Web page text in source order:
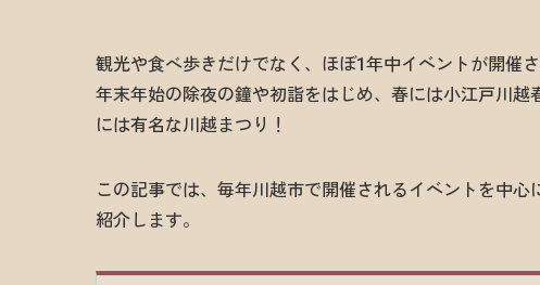
観光や食べ歩きだけでなく、ほぼ1年中イベントが開催
年末年始の除夜の鐘や初詣をはじめ、春には小江戸川
には有名な川越まつり！
この記事では、毎年川越市で開催されるイベントを中
紹介します。